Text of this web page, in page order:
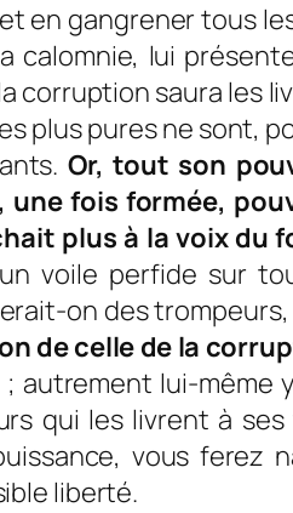
en gangrener tous
calomnie, lui
corruption saura les
plus pures ne sont,
Or, tout son
fois formée,
plus à la voix du
voile perfide sur
on des
de celle de la
; autrement lui-même
qui les livrent à ses
vous ferez
liberté.